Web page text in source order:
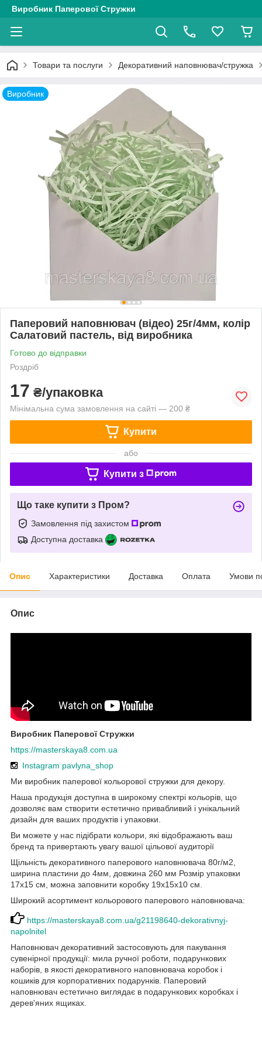
Виробник Паперової Стружки
Товари та послуги Декоративний наповнювач/стружка
Виробник
Паперовий наповнювач (відео) 25г/4мм, колір
Салатовий пастель, від виробника
Готово до відправки
Роздріб
17 ₴/упаковка
Мінімальна сума замовлення на сайті — 200 ₴
Купити
або
Купити з
Що таке купити з Пром?
Замовлення під захистом
Доступна доставка
Опис Характеристики Доставка Оплата Умови
Опис
Виробник Паперової Стружки
https://masterskaya8.com.ua
Instagram pavlyna_shop
Ми виробник паперової кольорової стружки для декору.
Наша продукція доступна в широкому спектрі кольорів, що
дозволяє вам створити естетично привабливий і унікальний
дизайн для ваших продуктів і упаковки.
Ви можете у нас підібрати кольори, які відображають ваш
бренд та привертають увагу вашої цільової аудиторії
Щільність декоративного паперового наповнювача 80г/м2,
ширина пластини до 4мм, довжина 260 мм Розмір упаковки
17х15 см, можна заповнити коробку 19х15х10 см.
Широкий асортимент кольорового паперового наповнювача:
https://masterskaya8.com.ua/g21198640-dekorativnyj-
napolnitel
Наповнювач декоративний застосовують для пакування
сувенірної продукції: мила ручної роботи, подарункових
наборів, в якості декоративного наповнювача коробок і
кошиків для корпоративних подарунків. Паперовий
наповнювач естетично виглядає в подарункових коробках і
дерев'яних ящиках.